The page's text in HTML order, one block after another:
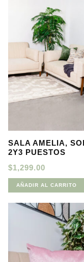
SALA AMELIA,
2Y3 PUESTOS
$1,299.00
AÑADIR AL CARRITO